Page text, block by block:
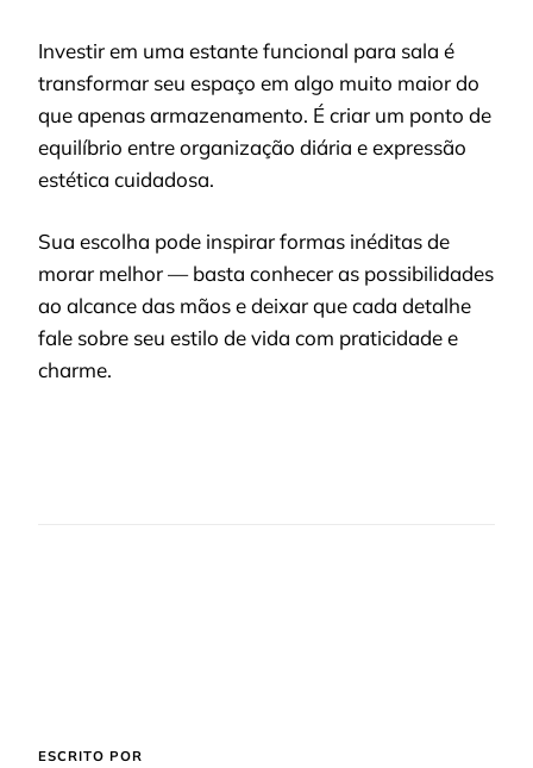
Investir em uma estante funcional para sala é
transformar seu espaço em algo muito maior do
que apenas armazenamento. É criar um ponto de
equilíbrio entre organização diária e expressão
estética cuidadosa.
Sua escolha pode inspirar formas inéditas de
morar melhor — basta conhecer as possibilidades
ao alcance das mãos e deixar que cada detalhe
fale sobre seu estilo de vida com praticidade e
charme.
ESCRITO POR